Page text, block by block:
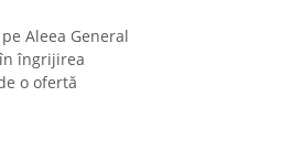
Aleea General
îngrijirea
o ofertă